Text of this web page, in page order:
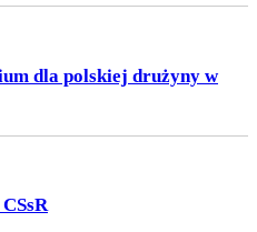
dla polskiej drużyny w